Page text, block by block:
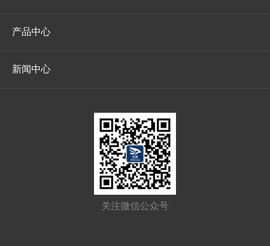
产品中心
新闻中心
关注微信公众号